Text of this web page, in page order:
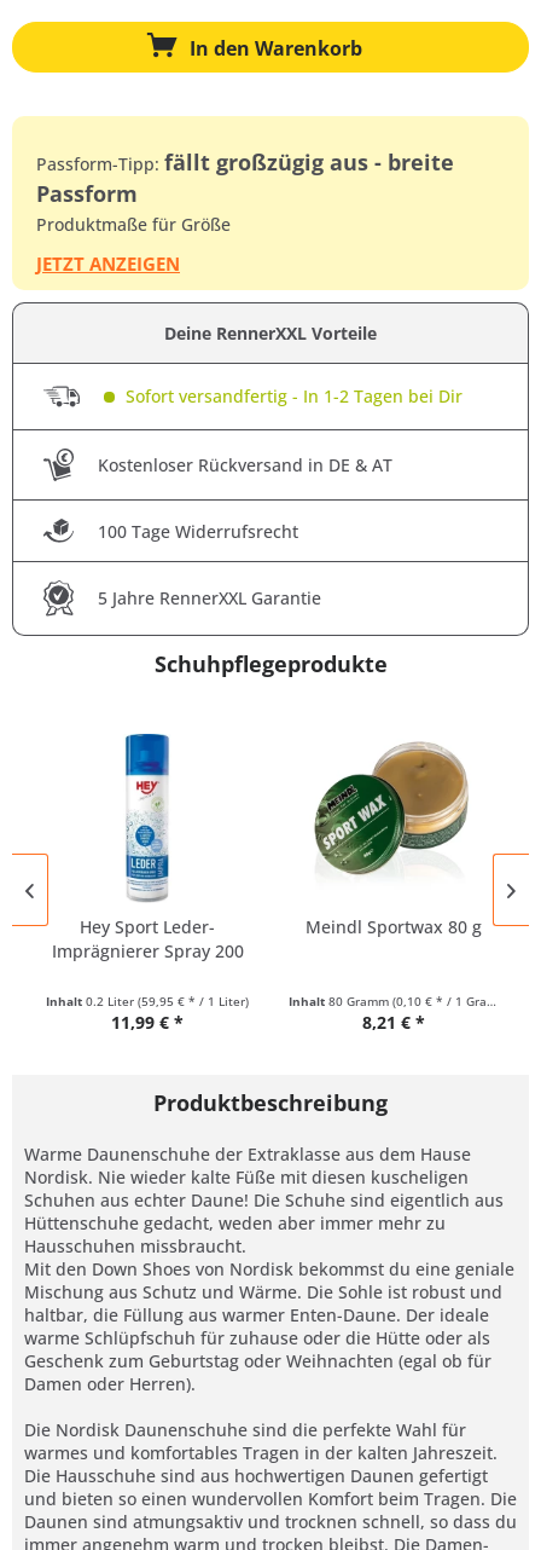
In den Warenkorb
Passform-Tipp: fällt großzügig aus - breite
Passform
Produktmaße für Größe
JETZT ANZEIGEN
Deine RennerXXL Vorteile
Sofort versandfertig - In 1-2 Tagen bei Dir
Kostenloser Rückversand in DE & AT
100 Tage Widerrufsrecht
5 Jahre RennerXXL Garantie
Schuhpflegeprodukte
Hey Sport Leder-
Imprägnierer Spray 200
Inhalt 0.2 Liter (59,95 € * / 1 Liter)
11,99 € *
Meindl Sportwax 80 g
Inhalt 80 Gramm (0,10 € * / 1 Gramm)
8,21 € *
Produktbeschreibung
Warme Daunenschuhe der Extraklasse aus dem Hause
Nordisk. Nie wieder kalte Füße mit diesen kuscheligen
Schuhen aus echter Daune! Die Schuhe sind eigentlich aus
Hüttenschuhe gedacht, weden aber immer mehr zu
Hausschuhen missbraucht.
Mit den Down Shoes von Nordisk bekommst du eine geniale
Mischung aus Schutz und Wärme. Die Sohle ist robust und
haltbar, die Füllung aus warmer Enten-Daune. Der ideale
warme Schlüpfschuh für zuhause oder die Hütte oder als
Geschenk zum Geburtstag oder Weihnachten (egal ob für
Damen oder Herren).
Die Nordisk Daunenschuhe sind die perfekte Wahl für
warmes und komfortables Tragen in der kalten Jahreszeit.
Die Hausschuhe sind aus hochwertigen Daunen gefertigt
und bieten so einen wundervollen Komfort beim Tragen. Die
Daunen sind atmungsaktiv und trocknen schnell, so dass du
immer angenehm warm und trocken bleibst. Die Damen-